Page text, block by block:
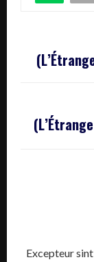
Excepteur